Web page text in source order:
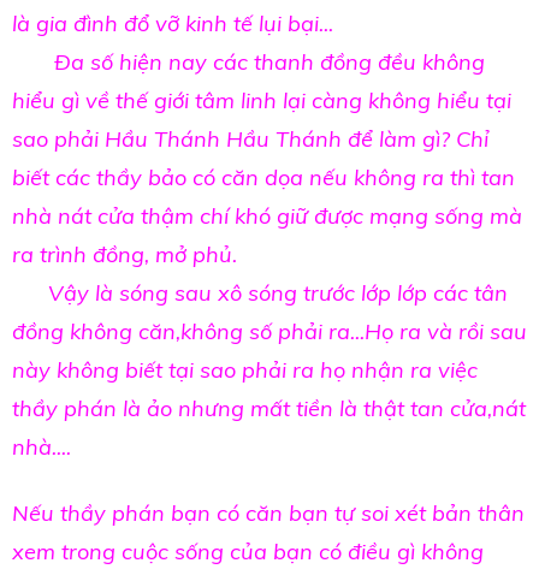
là gia đình đổ vỡ kinh tế lụi bại...
Đa số hiện nay các thanh đồng đều không
hiểu gì về thế giới tâm linh lại càng không hiểu tại
sao phải Hầu Thánh Hầu Thánh để làm gì? Chỉ
biết các thầy bảo có căn dọa nếu không ra thì tan
nhà nát cửa thậm chí khó giữ được mạng sống mà
ra trình đồng, mở phủ.
Vậy là sóng sau xô sóng trước lớp lớp các tân
đồng không căn,không số phải ra...Họ ra và rồi sau
này không biết tại sao phải ra họ nhận ra việc
thầy phán là ảo nhưng mất tiền là thật tan cửa,nát
nhà....
Nếu thầy phán bạn có căn bạn tự soi xét bản thân
xem trong cuộc sống của bạn có điều gì không